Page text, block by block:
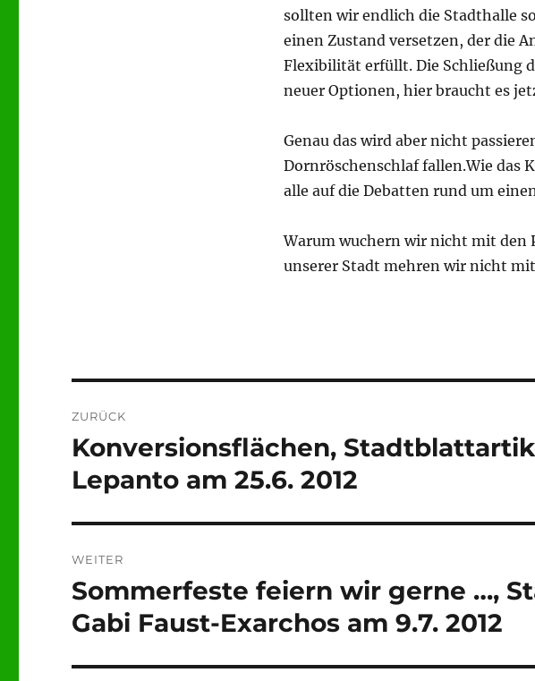
sollten wir endlich die Stadthalle
einen Zustand versetzen, der die
Flexibilität erfüllt. Die Schließung
neuer Optionen, hier braucht es
Genau das wird aber nicht
Dornröschenschlaf fallen.Wie das
alle auf die Debatten rund um
Warum wuchern wir nicht mit den
unserer Stadt mehren wir nicht
ZURÜCK
Vorheriger
Beitrag:
Konversionsflächen,
Lepanto am 25.6. 2012
WEITER
Nächster
Beitrag:
Sommerfeste feiern wir gerne …,
Gabi Faust-Exarchos am 9.7. 2012